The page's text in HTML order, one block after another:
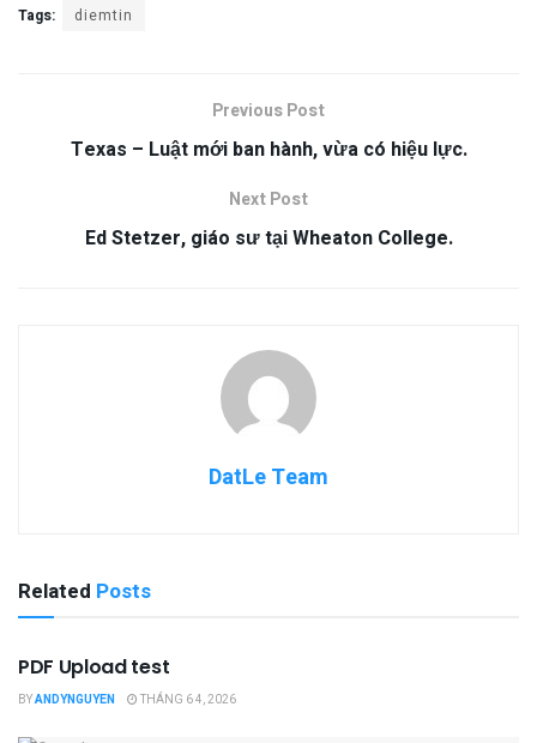
Tags: diemtin
Previous Post
Texas – Luật mới ban hành, vừa có hiệu lực.
Next Post
Ed Stetzer, giáo sư tại Wheaton College.
DatLe Team
Related Posts
ĐIỂM TIN
PDF Upload test
BYANDYNGUYEN THÁNG 6 4, 2026